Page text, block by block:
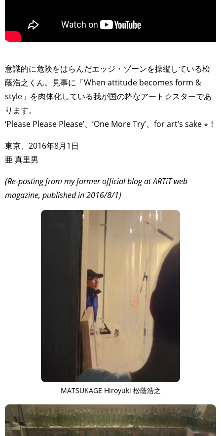
意識的に危険をはらんだエッジ・ゾーンを操縦している松
蔭浩之くん。見事に「When attitude becomes form &
style」を肉体化している我が国の粋なアート☆スターであ
ります。
‘Please Please Please’、’One More Try’、for art’s sake ⭐︎！
東京、2016年8月1日
亜 真里男
(Re-posting from my former official blog at ARTiT web
magazine, published in 2016/8/1)
MATSUKAGE Hiroyuki 松蔭浩之